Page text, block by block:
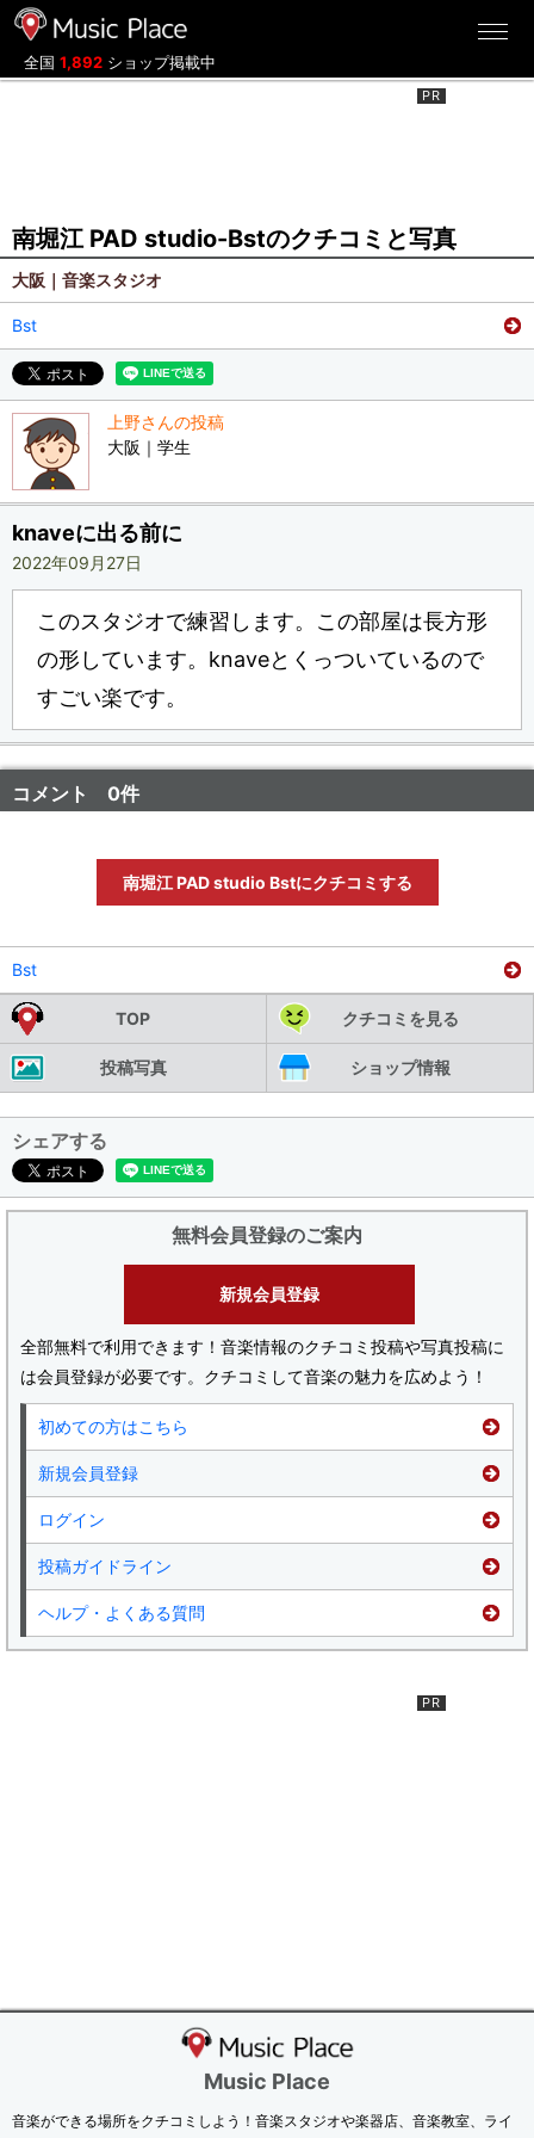
全国 1,892 ショップ掲載中
南堀江 PAD studio-Bstのクチコミと写真
大阪｜音楽スタジオ
Bst
上野さんの投稿
大阪｜学生
knaveに出る前に
2022年09月27日
このスタジオで練習します。この部屋は長方形
の形しています。knaveとくっついているので
すごい楽です。
コメント 0件
南堀江 PAD studio Bstにクチコミする
Bst
TOP クチコミを見る
投稿写真 ショップ情報
シェアする
無料会員登録のご案内
新規会員登録
全部無料で利用できます！音楽情報のクチコミ投稿や写真投稿に
は会員登録が必要です。クチコミして音楽の魅力を広めよう！
初めての方はこちら
新規会員登録
ログイン
投稿ガイドライン
ヘルプ・よくある質問
Music Place
音楽ができる場所をクチコミしよう！音楽スタジオや楽器店、音楽教室、ライ